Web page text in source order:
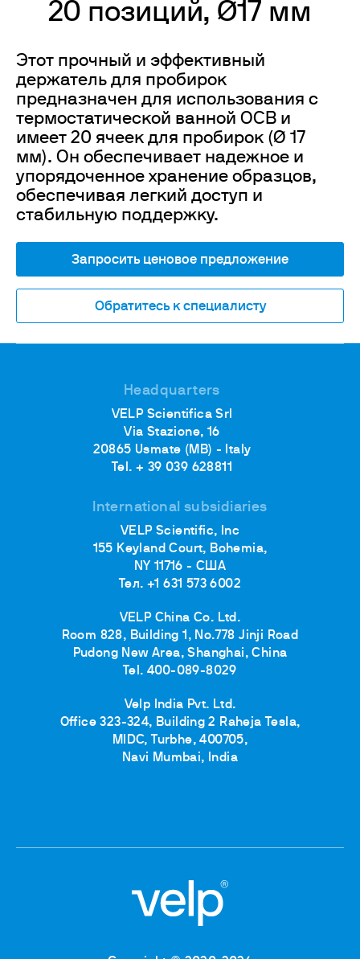
20 позиций, Ø17 мм
Этот прочный и эффективный
держатель для пробирок
предназначен для использования с
термостатической ванной OCB и
имеет 20 ячеек для пробирок (Ø 17
мм). Он обеспечивает надежное и
упорядоченное хранение образцов,
обеспечивая легкий доступ и
стабильную поддержку.
Запросить ценовое предложение
Обратитесь к специалисту
Headquarters
VELP Scientifica Srl
Via Stazione, 16
20865 Usmate (MB) - Italy
Tel. + 39 039 628811
International subsidiaries
VELP Scientific, Inc
155 Keyland Court, Bohemia,
NY 11716 - США
Тел. +1 631 573 6002
VELP China Co. Ltd.
Room 828, Building 1, No.778 Jinji Road
Pudong New Area, Shanghai, China
Tel. 400-089-8029
Velp India Pvt. Ltd.
Office 323-324, Building 2 Raheja Tesla,
MIDC, Turbhe, 400705,
Navi Mumbai, India